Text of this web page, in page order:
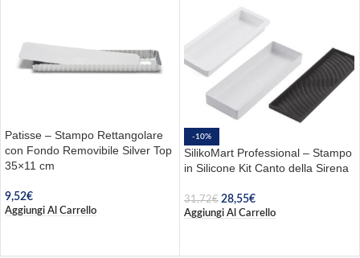
Patisse – Stampo Rettangolare
con Fondo Removibile Silver Top
35×11 cm
9,52€
Aggiungi Al Carrello
-10%
SilikoMart Professional – Stampo
in Silicone Kit Canto della Sirena
31,72€ 28,55€
Aggiungi Al Carrello